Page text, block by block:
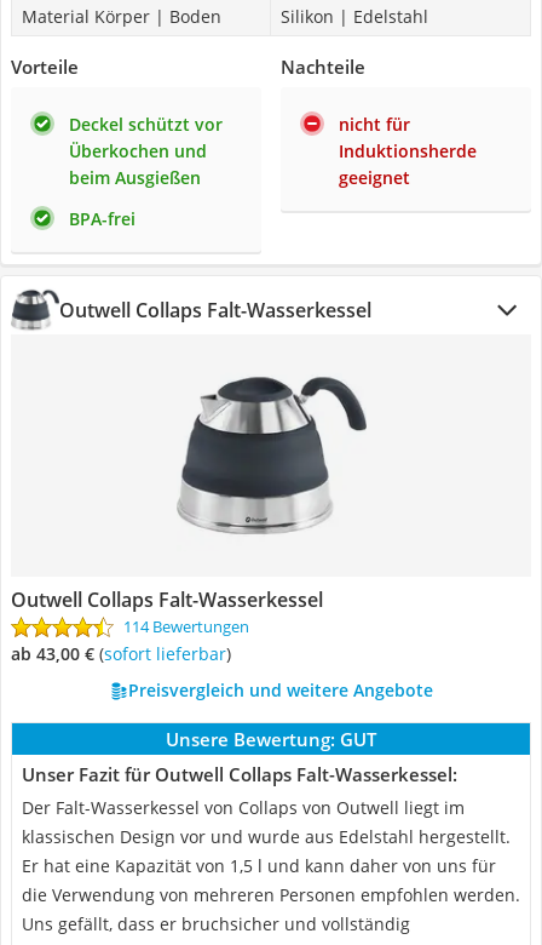
Material Körper | Boden
Silikon | Edelstahl
Vorteile
Deckel schützt vor
Überkochen und
beim Ausgießen
BPA-frei
Nachteile
nicht für
Induktionsherde
geeignet
Outwell Collaps Falt-Wasserkessel
Outwell Collaps Falt-Wasserkessel
114 Bewertungen
ab 43,00 € ( Sofort lieferbar)
Preisvergleich und weitere Angebote
Unsere Bewertung: GUT
Unser Fazit für Outwell Collaps Falt-Wasserkessel:
Der Falt-Wasserkessel von Collaps von Outwell liegt im
klassischen Design vor und wurde aus Edelstahl hergestellt.
Er hat eine Kapazität von 1,5 l und kann daher von uns für
die Verwendung von mehreren Personen empfohlen werden.
Uns gefällt, dass er bruchsicher und vollständig